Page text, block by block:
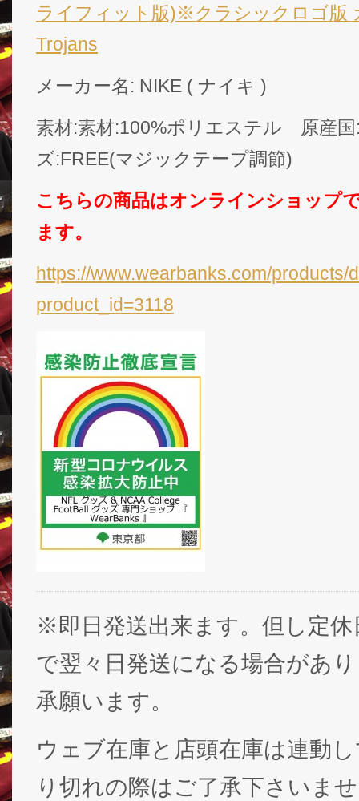
ライフィット版)※クラシックロゴ版
Trojans
メーカー名: NIKE ( ナイキ )
素材:素材:100%ポリエステル 原産
ズ:FREE(マジックテープ調節)
こちらの商品はオンラインショップ
ます。
https://www.wearbanks.com/products/
product_id=3118
※即日発送出来ます。但し定休
で翌々日発送になる場合があ
承願います。
ウェブ在庫と店頭在庫は連動
り切れの際はご了承下さいま